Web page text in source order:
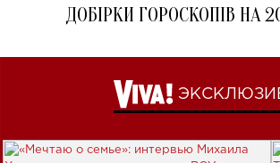
ДОБІРКИ ГОРОСКОПІВ НА